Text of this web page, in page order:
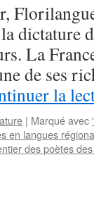
dictature
La
de ses
la
| Marqué avec
en langues
des poètes